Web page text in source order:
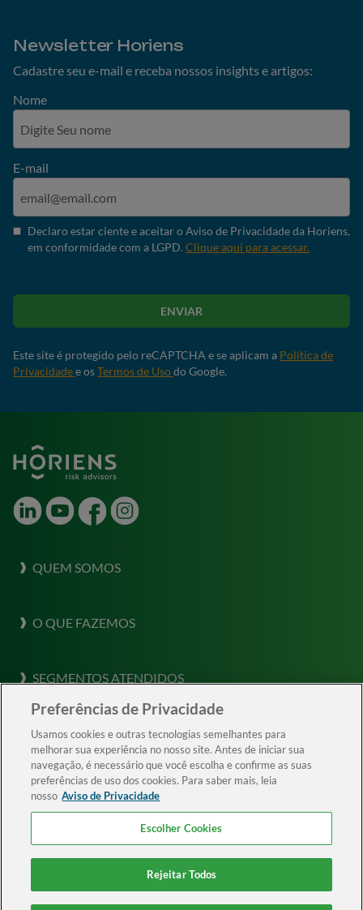
Newsletter Horiens
Cadastre seu e-mail e receba nossos insights e artigos:
Nome
E-mail
Declaro estar ciente e aceitar o Aviso de Privacidade da Horiens,
em conformidade com a LGPD. Clique aqui para acessar.
ENVIAR
Este site é protegido pelo reCAPTCHA e se aplicam a Política de
Privacidadee osTermos de Usodo Google.
LinkedInYoutubeFacebookInstagram
QUEM SOMOS
Nossa Cultura
Cases de sucesso
Depoimentos
ESG
Compliance na Horiens
Trabalhe conosco
O QUE FAZEMOS
Consultoria em Gestão de Risco
Seguro Garantia, Crédito e Risco Político
Seguros
Saúde e Benefícios
SEGMENTOS ATENDIDOS
Segmentos Atendidos
Agronegocios
Concessões e PPPs
Química e Petroquímica
Transporte e Logística (Marine)
VÍDEOS
LINHA DE ÉTICA
Preferências de Privacidade
Usamos cookies e outras tecnologias semelhantes para
melhorar sua experiência no nosso site. Antes de iniciar sua
navegação, é necessário que você escolha e confirme as suas
preferências de uso dos cookies. Para saber mais, leia
nosso Aviso de Privacidade
Escolher Cookies
Rejeitar Todos